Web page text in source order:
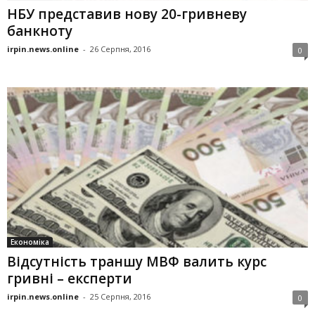
НБУ представив нову 20-гривневу
банкноту
irpin.news.online - 26 Серпня, 2016 0
Економіка
Відсутність траншу МВФ валить курс
гривні – експерти
irpin.news.online - 25 Серпня, 2016 0